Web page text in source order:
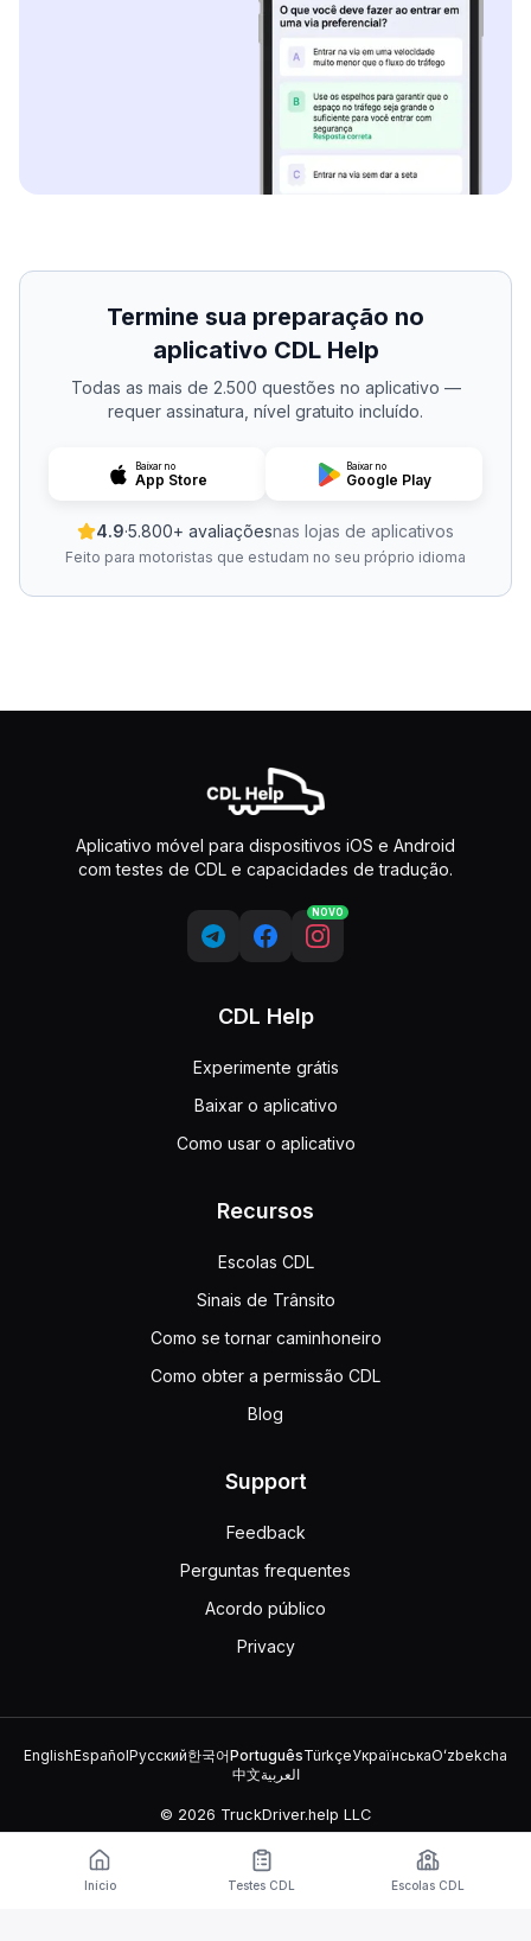
Termine sua preparação no
aplicativo CDL Help
Todas as mais de 2.500 questões no aplicativo —
requer assinatura, nível gratuito incluído.
Baixar no
App Store
Baixar no
Google Play
4.9·5.800+ avaliaçõesnas lojas de aplicativos
Feito para motoristas que estudam no seu próprio idioma
Aplicativo móvel para dispositivos iOS e Android
com testes de CDL e capacidades de tradução.
NOVO
CDL Help
Experimente grátis
Baixar o aplicativo
Como usar o aplicativo
Recursos
Escolas CDL
Sinais de Trânsito
Como se tornar caminhoneiro
Como obter a permissão CDL
Blog
Support
Feedback
Perguntas frequentes
Acordo público
Privacy
EnglishEspañolРусский한국어PortuguêsTürkçeУкраїнськаOʻzbekcha
中文العربية
© 2026 TruckDriver.help LLC
A plataforma é de propriedade da empresa e não está
relacionada a organizações governamentais.
Início Testes CDL Escolas CDL